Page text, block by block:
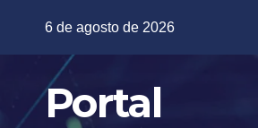
contenido
6 de agosto de 2026
Portal